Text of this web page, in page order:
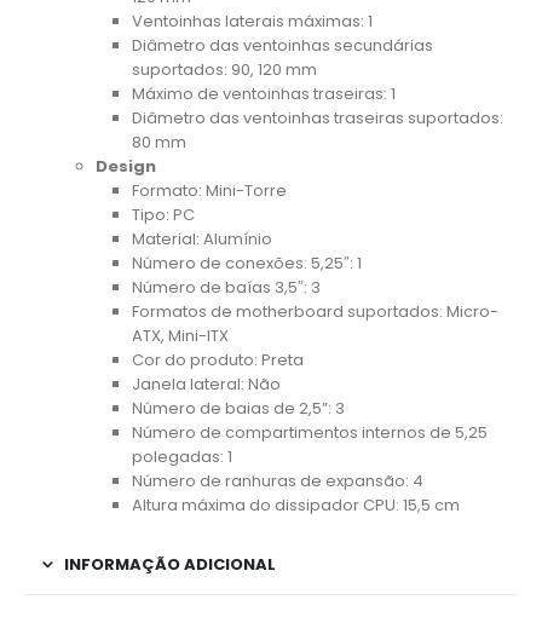
Ventoinhas laterais máximas: 1
Diâmetro das ventoinhas secundárias
suportados: 90, 120 mm
Máximo de ventoinhas traseiras: 1
Diâmetro das ventoinhas traseiras suportados:
80 mm
Design
Formato: Mini-Torre
Tipo: PC
Material: Alumínio
Número de conexões: 5,25″: 1
Número de baías 3,5″: 3
Formatos de motherboard suportados: Micro-
ATX, Mini-ITX
Cor do produto: Preta
Janela lateral: Não
Número de baias de 2,5”: 3
Número de compartimentos internos de 5,25
polegadas: 1
Número de ranhuras de expansão: 4
Altura máxima do dissipador CPU: 15,5 cm
INFORMAÇÃO ADICIONAL